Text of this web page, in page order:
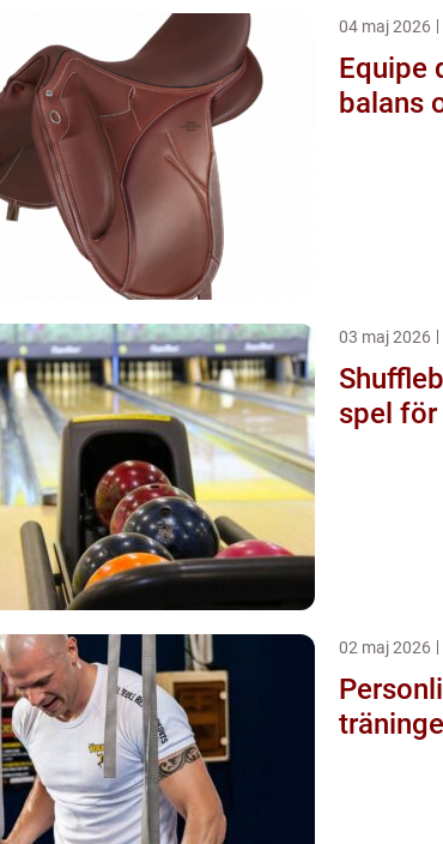
04 maj 2026
Equipe
balans
03 maj 2026
spel
02 maj 2026